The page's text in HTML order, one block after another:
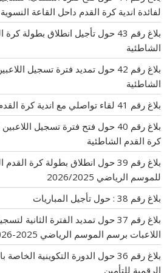
لفائدة اندية كرة القدم داحل القاعة النسوية
بلاغ رقم 43 حول تأجيل انطلاق بطولة
الشاطئية
بلاغ رقم 42 حول تمديد فترة تسجيل
الشاطئية
بلاغ رقم 41 لقاء تواصلي مع اندية كرة القدم الشاطئية
بلاغ رقم 40 حول فتح فترة تسجيل
كرة القدم الشاطئية
بلاغ رقم 39 حول انطلاق بطولة كرة
للموسم الرياضي 2026/2025
بلاغ رقم 38 : حول تأجيل المباريات
بلاغ رقم 37 حول تمديد الفترة الثانية
اللاعبات برسم الموسم الرياضي 2025-2026
بلاغ رقم 36 حول الدورة التكوينية
الرقمية للتأمين